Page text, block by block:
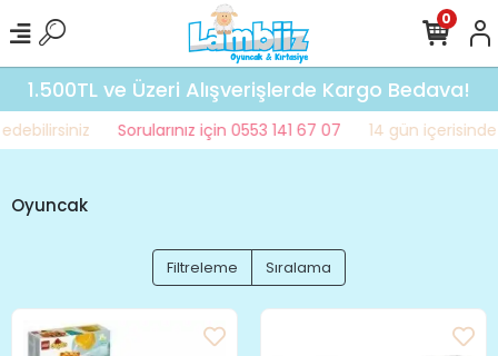
1.500TL ve Üzeri Alışverişlerde Kargo Bedava!
Sorularınız için 0553 141 67 07 14 gün içerisinde
0
Oyuncak
Filtreleme Sıralama